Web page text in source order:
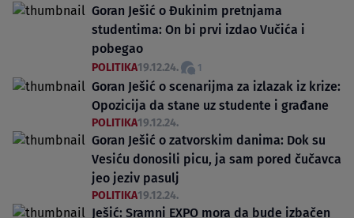
Goran Ješić o Đukinim pretnjama
studentima: On bi prvi izdao Vučića i
pobegao
POLITIKA19.12.24. 1
Goran Ješić o scenarijma za izlazak iz krize:
Opozicija da stane uz studente i građane
POLITIKA19.12.24.
Goran Ješić o zatvorskim danima: Dok su
Vesiću donosili picu, ja sam pored čučavca
jeo jeziv pasulj
POLITIKA19.12.24.
Ješić: Sramni EXPO mora da bude izbačen